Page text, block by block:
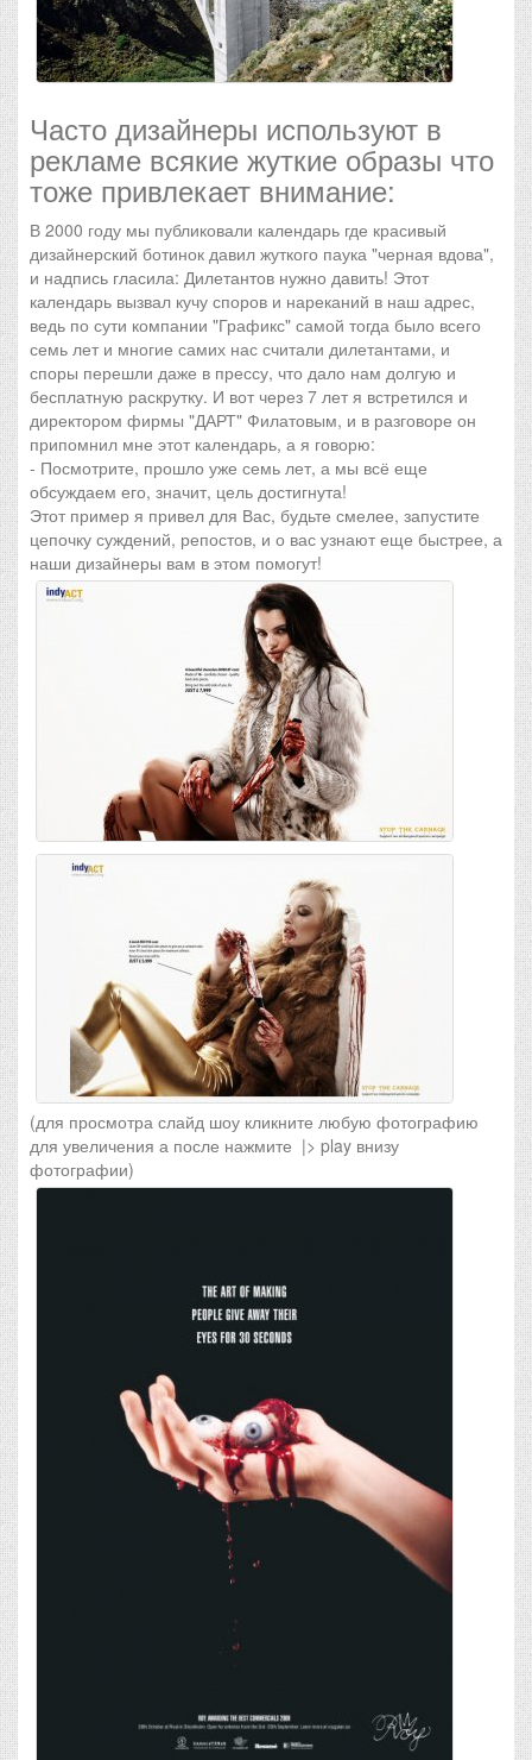
Часто дизайнеры используют в
рекламе всякие жуткие образы что
тоже привлекает внимание:
В 2000 году мы публиковали календарь где красивый
дизайнерский ботинок давил жуткого паука "черная вдова",
и надпись гласила: Дилетантов нужно давить! Этот
календарь вызвал кучу споров и нареканий в наш адрес,
ведь по сути компании "Графикс" самой тогда было всего
семь лет и многие самих нас считали дилетантами, и
споры перешли даже в прессу, что дало нам долгую и
бесплатную раскрутку. И вот через 7 лет я встретился и
директором фирмы "ДАРТ" Филатовым, и в разговоре он
припомнил мне этот календарь, а я говорю:
- Посмотрите, прошло уже семь лет, а мы всё еще
обсуждаем его, значит, цель достигнута!
Этот пример я привел для Вас, будьте смелее, запустите
цепочку суждений, репостов, и о вас узнают еще быстрее, а
наши дизайнеры вам в этом помогут!
(для просмотра слайд шоу кликните любую фотографию
для увеличения а после нажмите |> play внизу
фотографии)